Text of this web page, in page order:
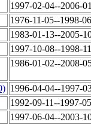
1997-02-04--2006-
1976-11-05--1998-
1983-01-13--2005-
1997-10-08--1998-
1986-01-02--2008-
1996-04-04--1997-
1992-09-11--1997-
1997-06-04--2003-